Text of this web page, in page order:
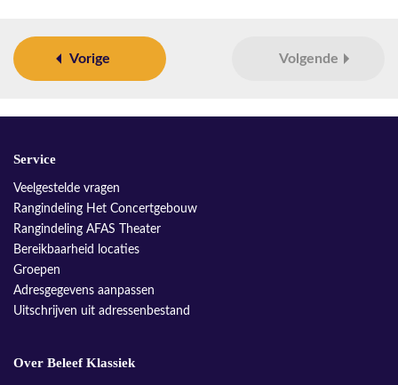
Vorige Volgende
Service
Veelgestelde vragen
Rangindeling Het Concertgebouw
Rangindeling AFAS Theater
Bereikbaarheid locaties
Groepen
Adresgegevens aanpassen
Uitschrijven uit adressenbestand
Over Beleef Klassiek